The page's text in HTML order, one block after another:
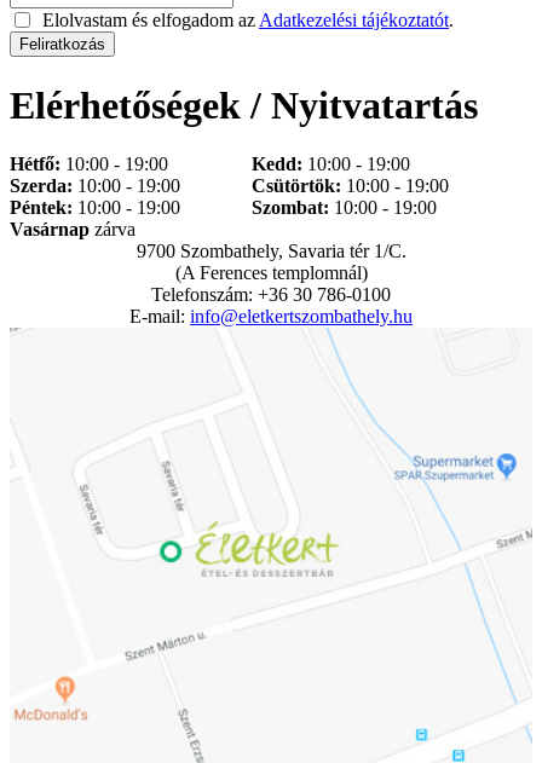
Elolvastam és elfogadom az Adatkezelési tájékoztatót.
Elérhetőségek / Nyitvatartás
Hétfő: 10:00 - 19:00 Kedd: 10:00 - 19:00
Szerda: 10:00 - 19:00 Csütörtök: 10:00 - 19:00
Péntek: 10:00 - 19:00 Szombat: 10:00 - 19:00
Vasárnap zárva
9700 Szombathely, Savaria tér 1/C.
(A Ferences templomnál)
Telefonszám: +36 30 786-0100
E-mail: info@eletkertszombathely.hu